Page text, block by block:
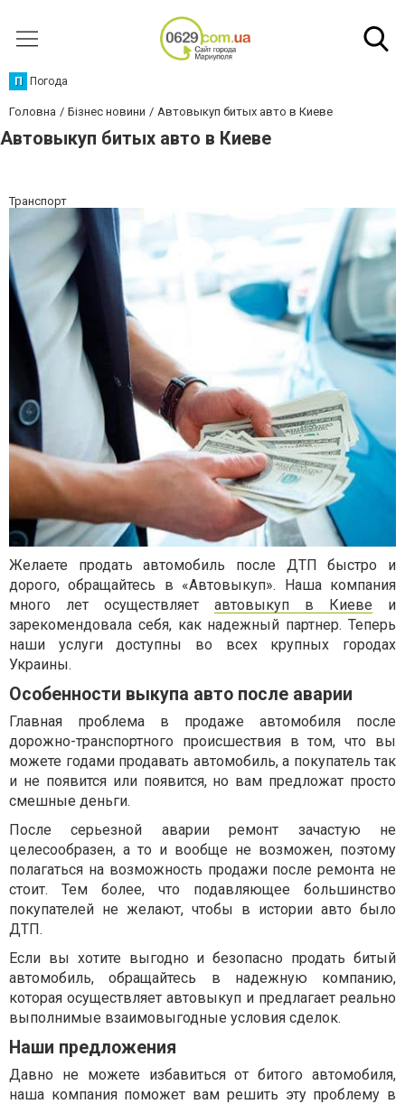
П Погода
Головна Бізнес новини Автовыкуп битых авто в Киеве
Автовыкуп битых авто в Киеве
Транспорт
Желаете продать автомобиль после ДТП быстро и
дорого, обращайтесь в «Автовыкуп». Наша компания
много лет осуществляет автовыкуп в Киеве и
зарекомендовала себя, как надежный партнер. Теперь
наши услуги доступны во всех крупных городах
Украины.
Особенности выкупа авто после аварии
Главная проблема в продаже автомобиля после
дорожно-транспортного происшествия в том, что вы
можете годами продавать автомобиль, а покупатель так
и не появится или появится, но вам предложат просто
смешные деньги.
После серьезной аварии ремонт зачастую не
целесообразен, а то и вообще не возможен, поэтому
полагаться на возможность продажи после ремонта не
стоит. Тем более, что подавляющее большинство
покупателей не желают, чтобы в истории авто было
ДТП.
Если вы хотите выгодно и безопасно продать битый
автомобиль, обращайтесь в надежную компанию,
которая осуществляет автовыкуп и предлагает реально
выполнимые взаимовыгодные условия сделок.
Наши предложения
Давно не можете избавиться от битого автомобиля,
наша компания поможет вам решить эту проблему в